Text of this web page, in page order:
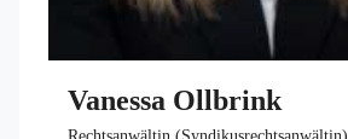
Vanessa Ollbrink